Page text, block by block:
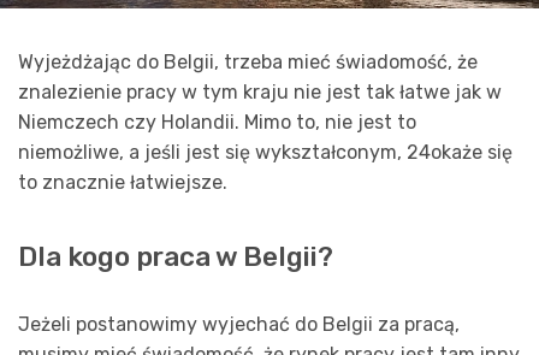
Wyjeżdżając do Belgii, trzeba mieć świadomość, że
znalezienie pracy w tym kraju nie jest tak łatwe jak w
Niemczech czy Holandii. Mimo to, nie jest to
niemożliwe, a jeśli jest się wykształconym, 24okaże się
to znacznie łatwiejsze.
Dla kogo praca w Belgii?
Jeżeli postanowimy wyjechać do Belgii za pracą,